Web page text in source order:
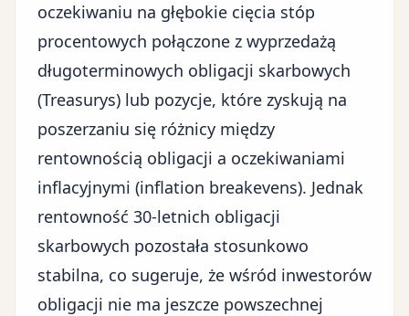
oczekiwaniu na głębokie cięcia stóp
procentowych połączone z wyprzedażą
długoterminowych obligacji skarbowych
(Treasurys) lub pozycje, które zyskują na
poszerzaniu się różnicy między
rentownością obligacji a oczekiwaniami
inflacyjnymi (inflation breakevens). Jednak
rentowność 30-letnich obligacji
skarbowych pozostała stosunkowo
stabilna, co sugeruje, że wśród inwestorów
obligacji nie ma jeszcze powszechnej